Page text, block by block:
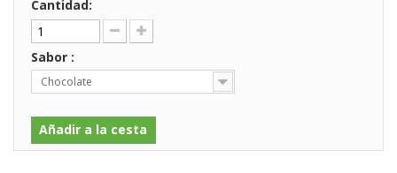
Cantidad:
Sabor :
Chocolate
Añadir a la cesta